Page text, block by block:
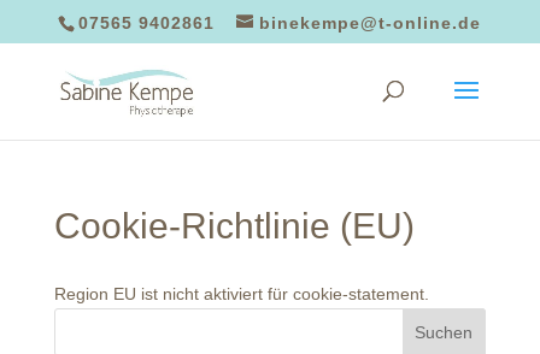
07565 9402861 binekempe@t-online.de
Cookie-Richtlinie (EU)
Region EU ist nicht aktiviert für cookie-statement.
Suchen